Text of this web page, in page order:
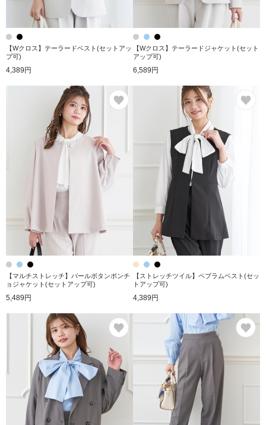
【Wクロス】テーラードベスト(セットアッ
プ可)
4,389円
【Wクロス】テーラードジャケット(セット
アップ可)
6,589円
【マルチストレッチ】パールボタンポンチ
ョジャケット(セットアップ可)
5,489円
【ストレッチツイル】ペプラムベスト(セッ
トアップ可)
4,389円